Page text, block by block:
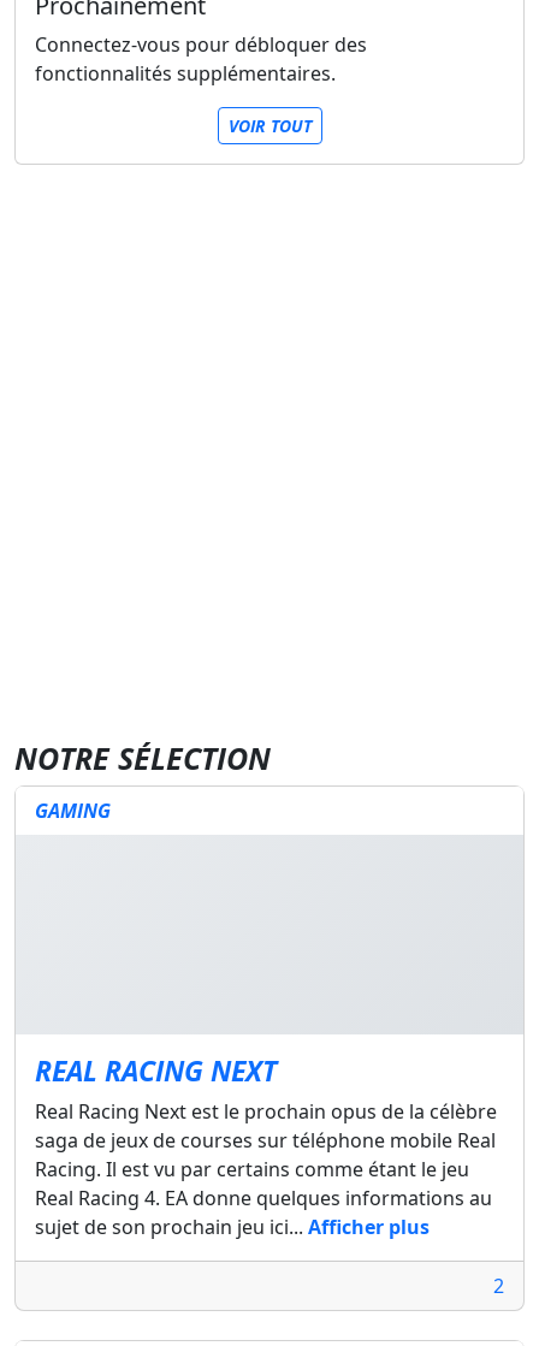
Connectez-vous pour débloquer des
fonctionnalités supplémentaires.
VOIR TOUT
NOTRE SÉLECTION
GAMING
REAL RACING NEXT
Real Racing Next est le prochain opus de la célèbre
saga de jeux de courses sur téléphone mobile Real
Racing. Il est vu par certains comme étant le jeu
Real Racing 4. EA donne quelques informations au
sujet de son prochain jeu ici... Afficher plus
2